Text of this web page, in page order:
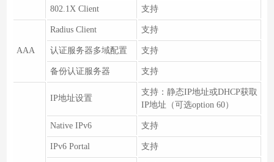
802.1X Client 支持
AAA
Radius Client 支持
认证服务器多域配置 支持
备份认证服务器 支持
IP地址设置
支持：静态IP地址或DHCP获取
IP地址（可选option 60）
Native IPv6 支持
IPv6 Portal 支持